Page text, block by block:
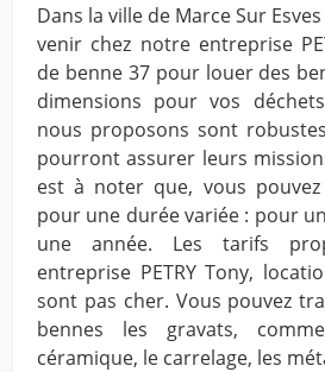
Dans la ville de Marce Sur
venir chez notre entreprise
de benne 37 pour louer des
dimensions pour vos
nous proposons sont
pourront assurer leurs
est à noter que, vous
pour une durée variée : pour
une année. Les tarifs
entreprise PETRY Tony,
sont pas cher. Vous pouvez
bennes les gravats,
céramique, le carrelage, les